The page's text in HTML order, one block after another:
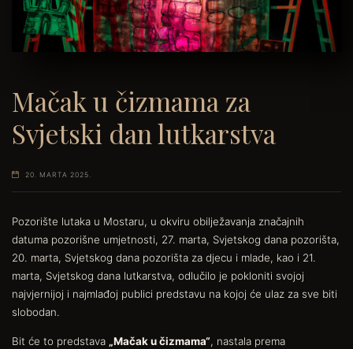
Mačak u čizmama za
Svjetski dan lutkarstva
20. MARTA 2025.
Pozorište lutaka u Mostaru, u okviru obilježavanja značajnih
datuma pozorišne umjetnosti, 27. marta, Svjetskog dana pozorišta,
20. marta, Svjetskog dana pozorišta za djecu i mlade, kao i 21.
marta, Svjetskog dana lutkarstva, odlučilo je pokloniti svojoj
najvjernijoj i najmlađoj publici predstavu na kojoj će ulaz za sve biti
slobodan.
Bit će to predstava „Mačak u čizmama“, nastala prema